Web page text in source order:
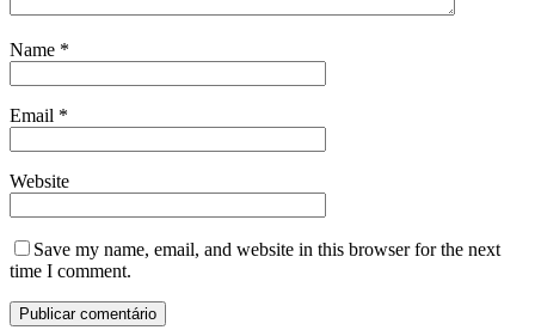
Name *
Email *
Website
Save my name, email, and website in this browser for the next
time I comment.